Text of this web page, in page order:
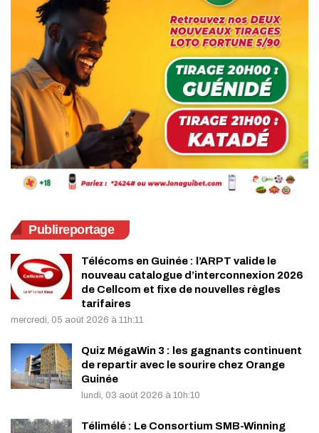
Publireportage
Télécoms en Guinée : l’ARPT valide le
nouveau catalogue d’interconnexion 2026
de Cellcom et fixe de nouvelles règles
tarifaires
mercredi, 05 août 2026 à 11h:11
Quiz MégaWin 3 : les gagnants continuent
de repartir avec le sourire chez Orange
Guinée
lundi, 03 août 2026 à 10h:10
Télimélé : Le Consortium SMB-Winning